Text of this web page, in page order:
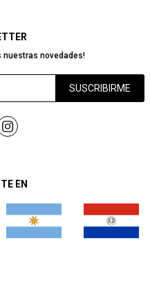
EN
nuestras novedades!
SUSCRIBIRME
